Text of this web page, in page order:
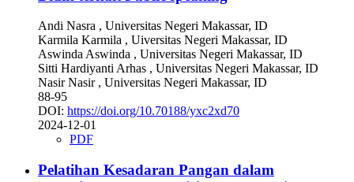
Andi Nasra , Universitas Negeri Makassar, ID
Karmila Karmila , Uiversitas Negeri Makassar, ID
Aswinda Aswinda , Universitas Negeri Makassar, ID
Sitti Hardiyanti Arhas , Universitas Negeri Makassar, ID
Nasir Nasir , Universitas Negeri Makassar, ID
88-95
DOI: https://doi.org/10.70188/yxc2xd70
2024-12-01
PDF
Pelatihan Kesadaran Pangan dalam